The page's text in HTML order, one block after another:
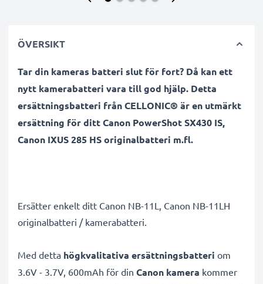
ÖVERSIKT
Tar din kameras batteri slut för fort? Då kan ett
nytt kamerabatteri vara till god hjälp. Detta
ersättningsbatteri från CELLONIC® är en utmärkt
ersättning för ditt Canon PowerShot SX430 IS,
Canon IXUS 285 HS originalbatteri m.fl.
Ersätter enkelt ditt Canon NB-11L, Canon NB-11LH
originalbatteri / kamerabatteri.
Med detta högkvalitativa ersättningsbatteri om
3.6V - 3.7V, 600mAh för din Canon kamera kommer